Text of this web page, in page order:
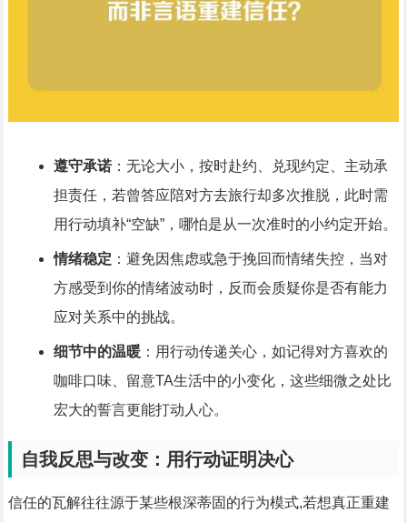
遵守承诺：无论大小，按时赴约、兑现约定、主动承
担责任，若曾答应陪对方去旅行却多次推脱，此时需
用行动填补“空缺”，哪怕是从一次准时的小约定开始。
情绪稳定 ：避免因焦虑或急于挽回而情绪失控，当对
方感受到你的情绪波动时，反而会质疑你是否有能力
应对关系中的挑战。
细节中的温暖：用行动传递关心，如记得对方喜欢的
咖啡口味、留意TA生活中的小变化，这些细微之处比
宏大的誓言更能打动人心。
自我反思与改变：用行动证明决心
信任的瓦解往往源于某些根深蒂固的行为模式,若想真正重建